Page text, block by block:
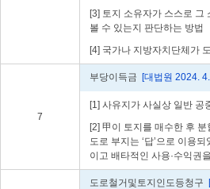
[3] 토지 소유자가 스스로 그
볼 수 있는지 판단하는 방법
[4] 국가나 지방자치단체가
7
부당이득금 [대법원 2024.
[1] 사유지가 사실상 일반 공
[2] 甲이 토지를 매수한 후
도로 부지는 ‘답’으로 이용
이고 배타적인 사용·수익권
도로철거및토지인도등청구